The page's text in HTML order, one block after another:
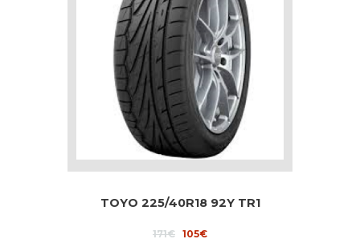
TOYO 225/40R18 92Y TR1
171€ Original
105€Current